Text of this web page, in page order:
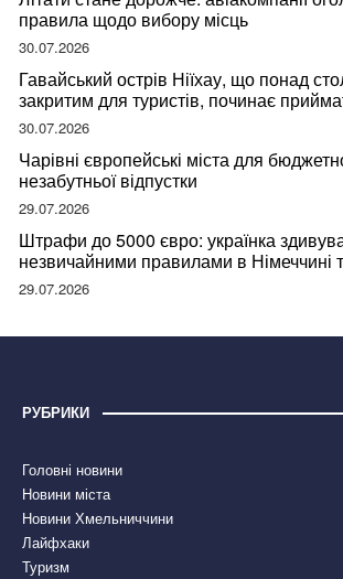
правила щодо вибору місць
30.07.2026
Гавайський острів Ніїхау, що понад
закритим для туристів, починає
відвідувачів
30.07.2026
Чарівні європейські міста для
незабутньої відпустки
29.07.2026
Штрафи до 5000 євро: українка
незвичайними правилами в Німеччині
правдою
29.07.2026
РУБРИКИ
Головні новини
Новини міста
Новини Хмельниччини
Лайфхаки
Туризм